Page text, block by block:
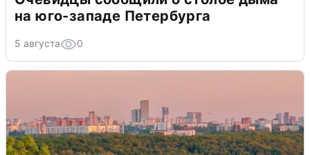
на юго-западе Петербурга
5 августа 0